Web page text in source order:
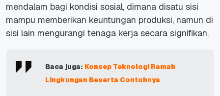
mendalam bagi kondisi sosial, dimana disatu sisi
mampu memberikan keuntungan produksi, namun di
sisi lain mengurangi tenaga kerja secara signifikan.
Baca juga: Konsep Teknologi Ramah
Lingkungan Beserta Contohnya